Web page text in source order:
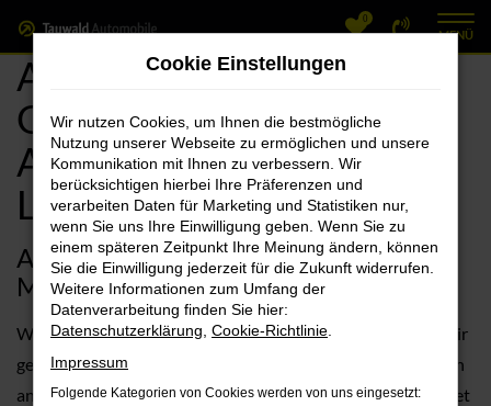
Zum
Hauptinhalt
springen
0
MENÜ
Audi Fürth, Audi
Gebrauchtwagen
Angebote mit
Lieferservice nach Fürth
Audi Gebrauchtwagen – zuverlässige
Mobilität für Fürth
Wenn es um Audi Gebrauchtwagen in Fürth geht, führen wir
gerne die hohe Zuverlässigkeit der Marke ins Feld. Kaum ein
anderer Hersteller setzt so stark auf Langlebigkeit und bietet
Cookie Einstellungen
Wir nutzen Cookies, um Ihnen die bestmögliche
Nutzung unserer Webseite zu ermöglichen und unsere
Kommunikation mit Ihnen zu verbessern. Wir
berücksichtigen hierbei Ihre Präferenzen und
verarbeiten Daten für Marketing und Statistiken nur,
wenn Sie uns Ihre Einwilligung geben. Wenn Sie zu
einem späteren Zeitpunkt Ihre Meinung ändern, können
Sie die Einwilligung jederzeit für die Zukunft widerrufen.
Weitere Informationen zum Umfang der
Datenverarbeitung finden Sie hier:
Datenschutzerklärung Cookie-Richtlinie
Impressum
Folgende Kategorien von Cookies werden von uns eingesetzt: